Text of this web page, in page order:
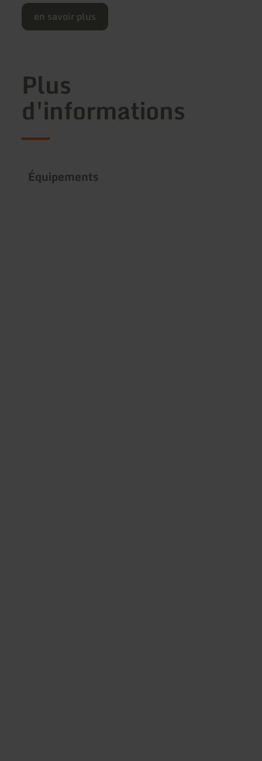
en savoir plus
Plus
d'informations
Équipements